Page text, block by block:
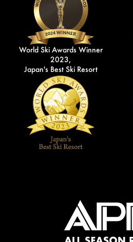
World Ski Awards Winner
2023,
Japan's Best Ski Resort